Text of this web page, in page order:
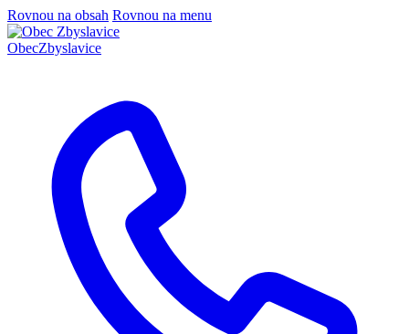
Rovnou na obsah Rovnou na menu
ObecZbyslavice